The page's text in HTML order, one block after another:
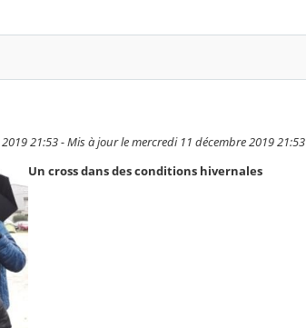
21:53 - Mis à jour le mercredi 11 décembre 2019 21:53
Un cross dans des conditions hivernales